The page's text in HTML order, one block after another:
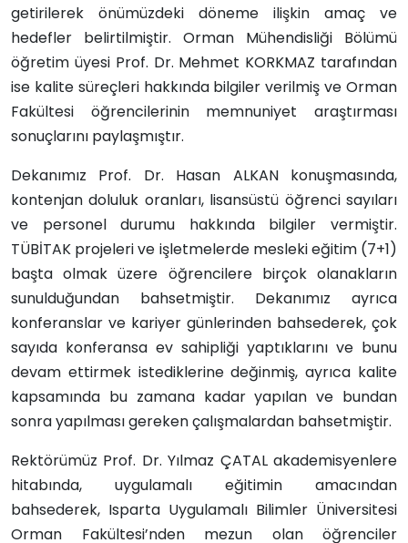
getirilerek önümüzdeki döneme ilişkin amaç ve
hedefler belirtilmiştir. Orman Mühendisliği Bölümü
öğretim üyesi Prof. Dr. Mehmet KORKMAZ tarafından
ise kalite süreçleri hakkında bilgiler verilmiş ve Orman
Fakültesi öğrencilerinin memnuniyet araştırması
sonuçlarını paylaşmıştır.
Dekanımız Prof. Dr. Hasan ALKAN konuşmasında,
kontenjan doluluk oranları, lisansüstü öğrenci sayıları
ve personel durumu hakkında bilgiler vermiştir.
TÜBİTAK projeleri ve işletmelerde mesleki eğitim (7+1)
başta olmak üzere öğrencilere birçok olanakların
sunulduğundan bahsetmiştir. Dekanımız ayrıca
konferanslar ve kariyer günlerinden bahsederek, çok
sayıda konferansa ev sahipliği yaptıklarını ve bunu
devam ettirmek istediklerine değinmiş, ayrıca kalite
kapsamında bu zamana kadar yapılan ve bundan
sonra yapılması gereken çalışmalardan bahsetmiştir.
Rektörümüz Prof. Dr. Yılmaz ÇATAL akademisyenlere
hitabında, uygulamalı eğitimin amacından
bahsederek, Isparta Uygulamalı Bilimler Üniversitesi
Orman Fakültesi’nden mezun olan öğrenciler